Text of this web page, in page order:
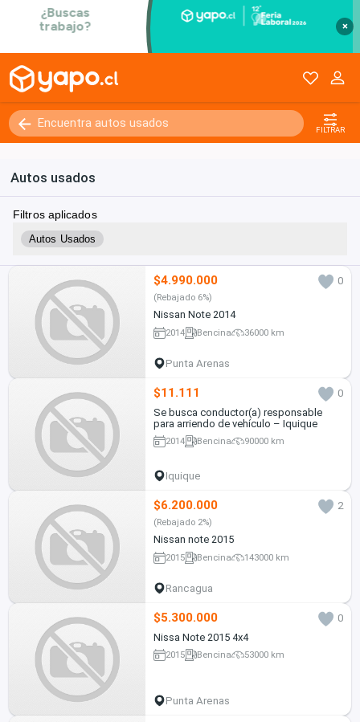
×
FILTRAR
Autos usados
Filtros aplicados
Autos Usados
$4.990.000 0
(Rebajado 6%)
Nissan Note 2014
2014 Bencina 36000 km
Punta Arenas
$11.111
0
Se busca conductor(a) responsable
para arriendo de vehículo – Iquique
2014 Bencina 90000 km
Iquique
$6.200.000 2
(Rebajado 2%)
Nissan note 2015
2015 Bencina 143000 km
Rancagua
$5.300.000
0
Nissa Note 2015 4x4
2015 Bencina 53000 km
Punta Arenas